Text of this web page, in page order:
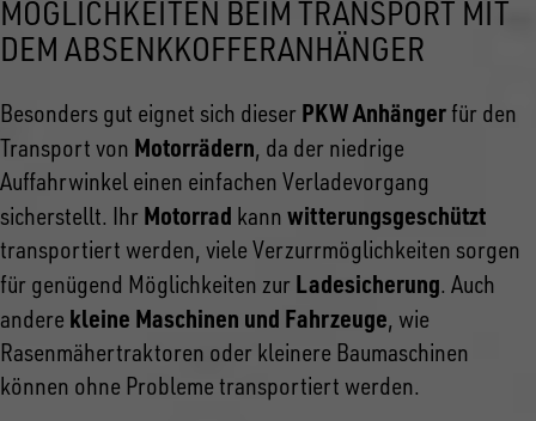
MÖGLICHKEITEN BEIM TRANSPORT MIT
DEM ABSENKKOFFERANHÄNGER
Besonders gut eignet sich dieser PKW Anhänger für den
Transport von Motorrädern, da der niedrige
Auffahrwinkel einen einfachen Verladevorgang
sicherstellt. Ihr Motorrad kann witterungsgeschützt
transportiert werden, viele Verzurrmöglichkeiten sorgen
für genügend Möglichkeiten zur Ladesicherung. Auch
andere kleine Maschinen und Fahrzeuge, wie
Rasenmähertraktoren oder kleinere Baumaschinen
können ohne Probleme transportiert werden.